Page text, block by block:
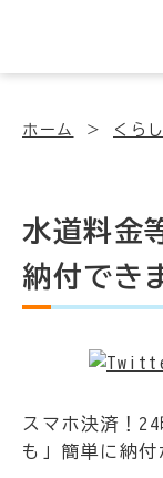
ホーム くら
水道料金
納付でき
スマホ決済！
も」簡単に納付